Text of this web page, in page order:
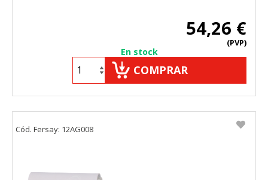
54,26 €
(PVP)
En stock
COMPRAR
Cód. Fersay: 12AG008